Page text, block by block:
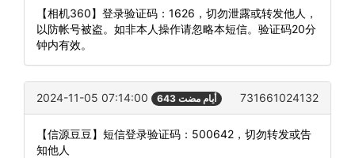
【相机360】登录验证码：1626，切勿泄露或转发他人，
以防帐号被盗。如非本人操作请忽略本短信。验证码20分
钟内有效。
2024-11-05 07:14:00 643 أيام مضت 731661024132
【信源豆豆】短信登录验证码：500642，切勿转发或告
知他人